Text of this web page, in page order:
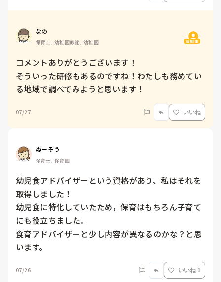
なの
保育士, 幼稚園教諭, 幼稚園 質問主
コメントありがとうございます！
そういった研修もあるのですね！わたしも務めてい
る地域で調べてみようと思います！
07/27 いいね
ぬーそう
保育士, 保育園
幼児食アドバイザーという資格があり、私はそれを
取得しました！
幼児食に特化していたため，保育はもちろん子育て
にも役立ちました。
食育アドバイザーと少し内容が異なるのかな？と思
います。
07/26 いいね 1